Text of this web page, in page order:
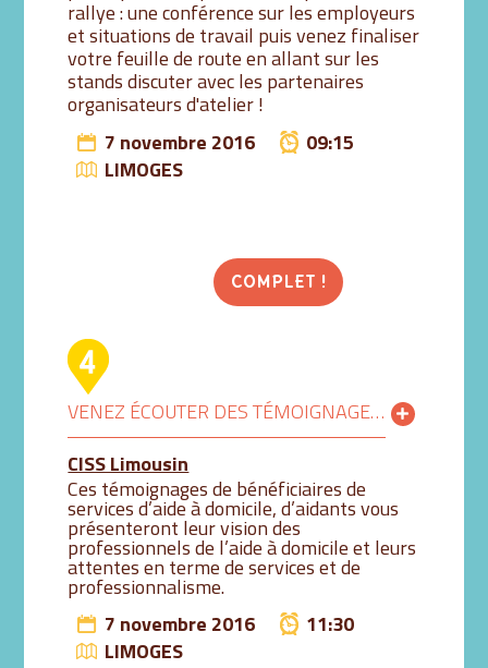
rallye : une conférence sur les employeurs
et situations de travail puis venez finaliser
votre feuille de route en allant sur les
stands discuter avec les partenaires
organisateurs d'atelier !
7 novembre 2016
09:15
LIMOGES
COMPLET !
VENEZ ÉCOUTER DES TÉMOIGNAGES DE BÉNÉFICIAIRES!
CISS Limousin
Ces témoignages de bénéficiaires de
services d’aide à domicile, d’aidants vous
présenteront leur vision des
professionnels de l’aide à domicile et leurs
attentes en terme de services et de
professionnalisme.
7 novembre 2016
11:30
LIMOGES